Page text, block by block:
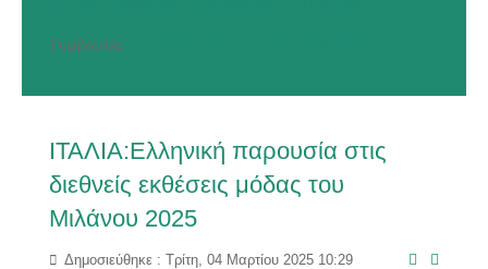
Συμβουλές
ΙΤΑΛΙΑ:Ελληνική παρουσία στις
διεθνείς εκθέσεις μόδας του
Μιλάνου 2025
Δημοσιεύθηκε : Τρίτη, 04 Μαρτίου 2025 10:29